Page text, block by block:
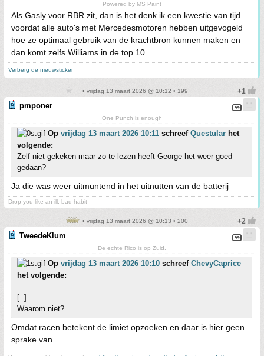
Powered by MS Paint
Als Gasly voor RBR zit, dan is het denk ik een kwestie van tijd
voordat alle auto's met Mercedesmotoren hebben uitgevogeld
hoe ze optimaal gebruik van de krachtbron kunnen maken en
dan komt zelfs Williams in de top 10.
Verberg de nieuwsticker
• vrijdag 13 maart 2026 @ 10:12 • 199
pmponer
One Punch is enough
Op vrijdag 13 maart 2026 10:11 schreef Questular het
volgende:
Zelf niet gekeken maar zo te lezen heeft George het weer goed
gedaan?
Ja die was weer uitmuntend in het uitnutten van de batterij
Drop you like an ill, bad habit
• vrijdag 13 maart 2026 @ 10:13 • 200
TweedeKlum
De echte Rico is op Zuid.
Op vrijdag 13 maart 2026 10:10 schreef ChevyCaprice
het volgende:
[..]
Waarom niet?
Omdat racen betekent de limiet opzoeken en daar is hier geen
sprake van.